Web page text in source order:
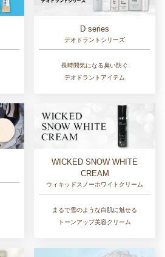
D series
デオドラントシリーズ
長時間気になる臭い防ぐ
デオドラントアイテム
WICKED SNOW WHITE
CREAM
ウィキッドスノーホワイトクリーム
まるで雪のような白肌に魅せる
トーンアップ美容クリーム